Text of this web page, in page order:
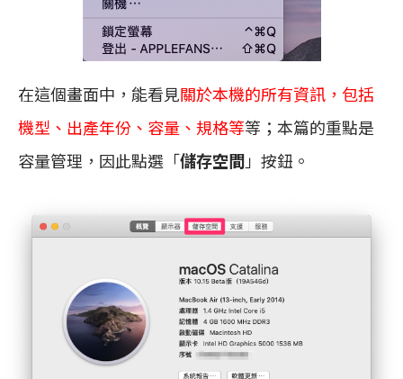
在這個畫面中，能看見關於本機的所有資訊，包括
機型、出產年份、容量、規格等等；本篇的重點是
容量管理，因此點選「儲存空間」按鈕。